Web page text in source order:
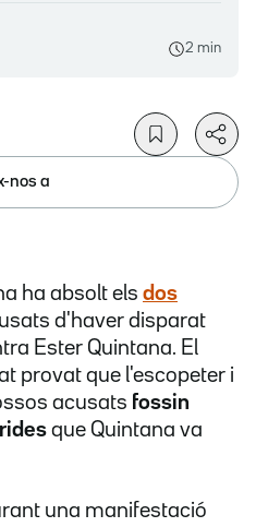
2 min
nos a
ha absolt els dos
d'haver disparat
Ester Quintana. El
provat que l'escopeter i
acusats fossin
que Quintana va
una manifestació